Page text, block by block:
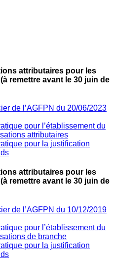
attributaires pour les
(à remettre avant le 30 juin de
de l’AGFPN du 20/06/2023
pour l’établissement du
attributaires
pour la justification
attributaires pour les
(à remettre avant le 30 juin de
de l’AGFPN du 10/12/2019
pour l’établissement du
de branche
pour la justification